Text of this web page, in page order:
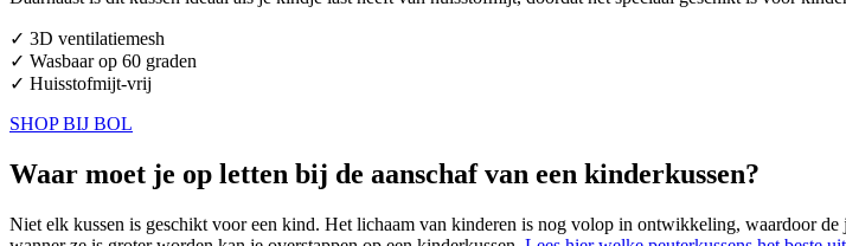
✓ 3D ventilatiemesh
✓ Wasbaar op 60 graden
✓ Huisstofmijt-vrij
SHOP BIJ BOL
Waar moet je op letten bij de aanschaf van een kinderkussen?
Niet elk kussen is geschikt voor een kind. Het lichaam van kinderen is nog volop in ontwikkeling, waardoor